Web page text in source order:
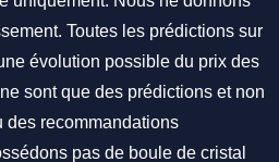
Toutes les prédictions sur
évolution possible du prix des
sont que des prédictions et non
des recommandations
pas de boule de cristal